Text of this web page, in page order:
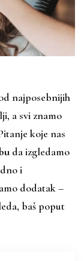
najposebnijih
a svi znamo
koje nas
da izgledamo
i
dodatak –
baš poput